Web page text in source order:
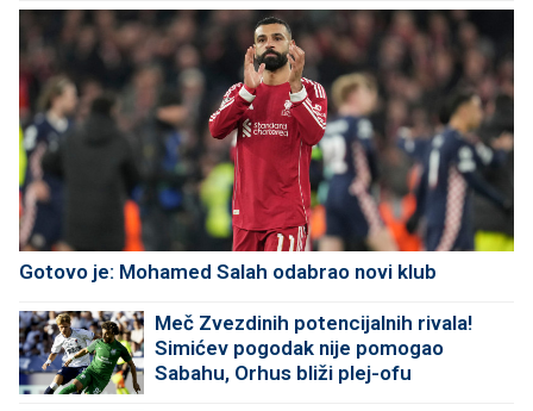
Gotovo je: Mohamed Salah odabrao novi klub
Meč Zvezdinih potencijalnih rivala!
Simićev pogodak nije pomogao
Sabahu, Orhus bliži plej-ofu